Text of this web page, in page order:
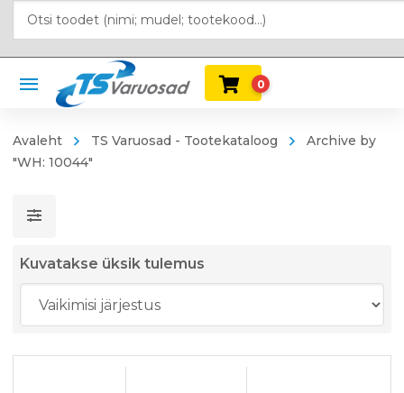
0
Avaleht TS Varuosad - Tootekataloog
Archive by
"WH: 10044"
Kuvatakse üksik tulemus